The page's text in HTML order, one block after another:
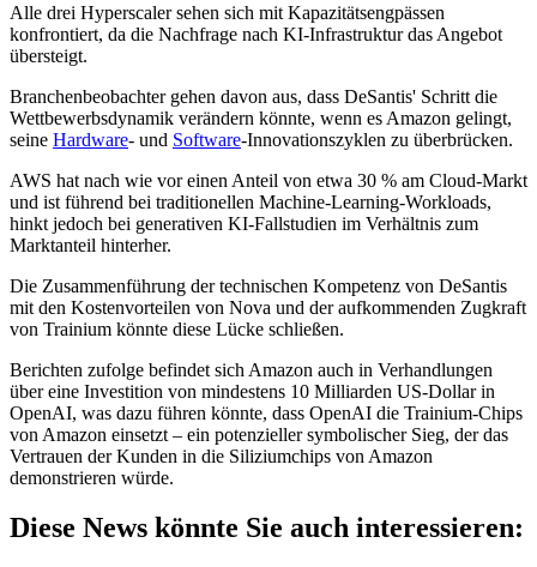
Alle drei Hyperscaler sehen sich mit Kapazitätsengpässen
konfrontiert, da die Nachfrage nach KI-Infrastruktur das Angebot
übersteigt.
Branchenbeobachter gehen davon aus, dass DeSantis' Schritt die
Wettbewerbsdynamik verändern könnte, wenn es Amazon gelingt,
seine Hardware- und Software-Innovationszyklen zu überbrücken.
AWS hat nach wie vor einen Anteil von etwa 30 % am Cloud-Markt
und ist führend bei traditionellen Machine-Learning-Workloads,
hinkt jedoch bei generativen KI-Fallstudien im Verhältnis zum
Marktanteil hinterher.
Die Zusammenführung der technischen Kompetenz von DeSantis
mit den Kostenvorteilen von Nova und der aufkommenden Zugkraft
von Trainium könnte diese Lücke schließen.
Berichten zufolge befindet sich Amazon auch in Verhandlungen
über eine Investition von mindestens 10 Milliarden US-Dollar in
OpenAI, was dazu führen könnte, dass OpenAI die Trainium-Chips
von Amazon einsetzt – ein potenzieller symbolischer Sieg, der das
Vertrauen der Kunden in die Siliziumchips von Amazon
demonstrieren würde.
Diese News könnte Sie auch interessieren: